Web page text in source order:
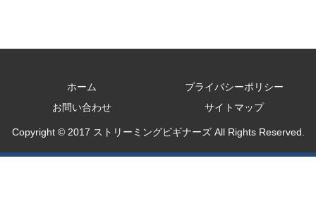
ホーム
プライバシーポリシー
お問い合わせ
サイトマップ
Copyright © 2017 ストリーミングビギナーズ All Rights Reserved.